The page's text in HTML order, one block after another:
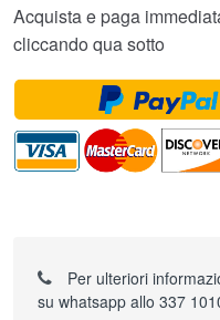
Acquista e paga
cliccando qua sotto
Per ulteriori
su whatsapp allo 337